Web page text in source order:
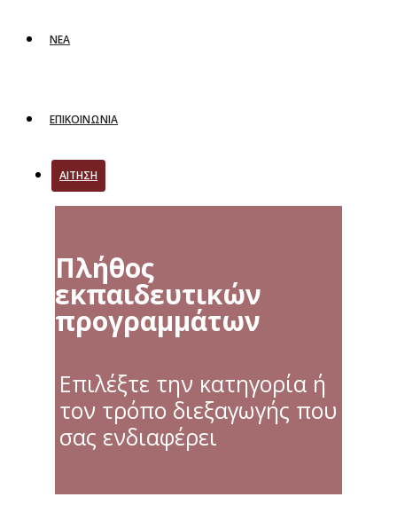
ΝΕΑ
ΕΠΙΚΟΙΝΩΝΙΑ
ΑΙΤΗΣΗ
Πλήθος
εκπαιδευτικών
προγραμμάτων
Επιλέξτε την κατηγορία ή
τον τρόπο διεξαγωγής που
σας ενδιαφέρει